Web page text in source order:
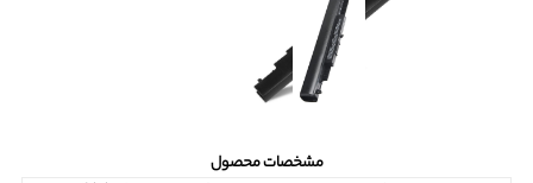
مشخصات محصول